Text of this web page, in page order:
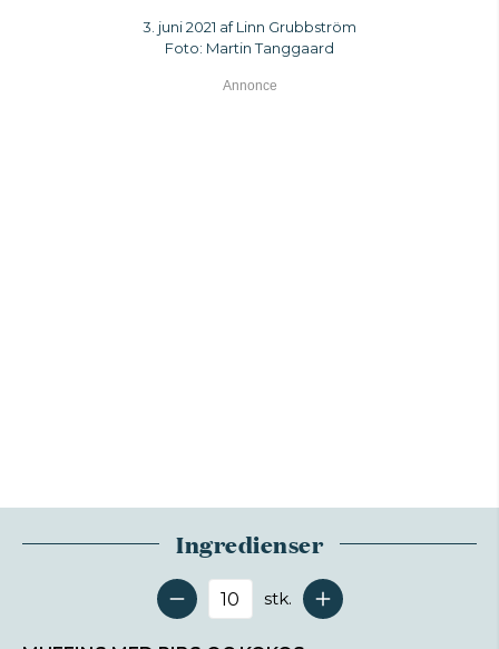
3. juni 2021 af Linn Grubbström
Foto: Martin Tanggaard
Ingredienser
Antal serveringer
stk.